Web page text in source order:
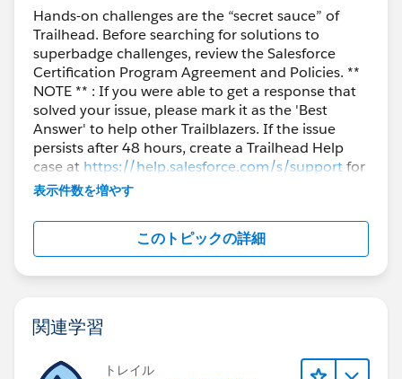
Hands-on challenges are the “secret sauce” of
Trailhead. Before searching for solutions to
superbadge challenges, review the Salesforce
Certification Program Agreement and Policies. **
NOTE ** : If you were able to get a response that
solved your issue, please mark it as the 'Best
Answer' to help other Trailblazers. If the issue
persists after 48 hours, create a Trailhead Help
case at https://help.salesforce.com/s/supportfor
further assistance.
表示件数を増やす
このトピックの詳細
関連学習
トレイル